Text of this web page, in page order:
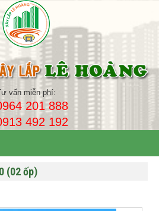
vấn miễn phí:
201 888
492 192
(02 ốp)